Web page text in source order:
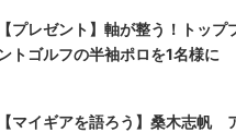
【プレゼント】軸が整う！トッ
ントゴルフの半袖ポロを1名様に
【マイギアを語ろう】桑木志帆